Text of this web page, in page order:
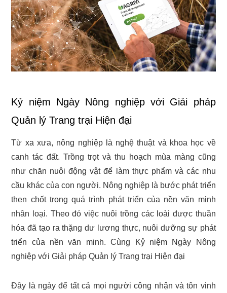
Kỷ niệm Ngày Nông nghiệp với Giải pháp
Quản lý Trang trại Hiện đại
Từ xa xưa, nông nghiệp là nghệ thuật và khoa học về
canh tác đất. Trồng trọt và thu hoạch mùa màng cũng
như chăn nuôi động vật để làm thực phẩm và các nhu
cầu khác của con người. Nông nghiệp là bước phát triển
then chốt trong quá trình phát triển của nền văn minh
nhân loại. Theo đó việc nuôi trồng các loài được thuần
hóa đã tạo ra thặng dư lương thực, nuôi dưỡng sự phát
triển của nền văn minh. Cùng Kỷ niệm Ngày Nông
nghiệp với Giải pháp Quản lý Trang trại Hiện đại
Đây là ngày để tất cả mọi người công nhận và tôn vinh